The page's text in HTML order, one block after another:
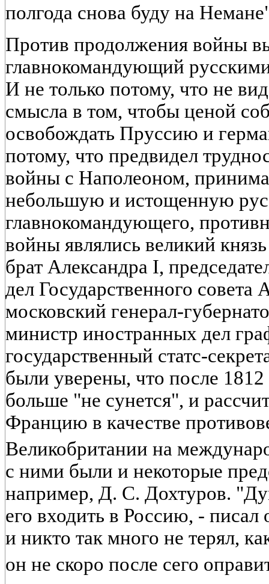
полгода снова буду на
Против продолжения войны
главнокомандующий
И не только потому, что не
смысла в том, чтобы ценой
освобождать Пруссию и
потому, что предвидел
войны с Наполеоном,
небольшую и истощенную
главнокомандующего,
войны являлись великий
брат Александра I,
дел Государственного
московский генерал-
министр иностранных дел
государственный статс-
были уверены, что после
больше "не сунется", и
Францию в качестве
Великобритании на
с ними были и некоторые
например, Д. С. Дохтуров.
его входить в Россию, -
и никто так много не терял,
он не скоро после сего